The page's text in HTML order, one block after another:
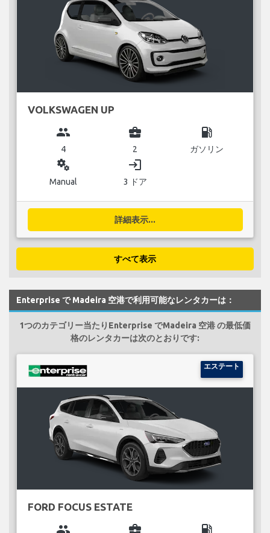
VOLKSWAGEN UP
group
4
business_center
2
local_gas_station
ガソリン
miscellaneous_services
Manual
login
3 ドア
詳細表示...
すべて表示
Enterprise で Madeira 空港で利用可能なレンタカーは：
1つのカテゴリー当たりEnterprise でMadeira 空港 の最低価
格のレンタカーは次のとおりです:
エステート
FORD FOCUS ESTATE
group business_center local_gas_station